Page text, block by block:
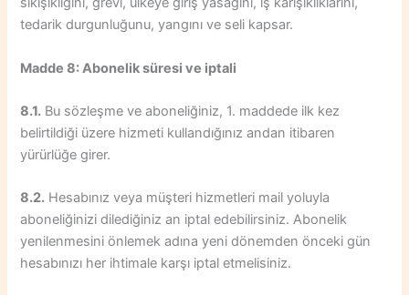
tedarik durgunluğunu, yangını ve seli kapsar.
Madde 8: Abonelik süresi ve iptali
8.1. Bu sözleşme ve aboneliğiniz, 1. maddede ilk kez
belirtildiği üzere hizmeti kullandığınız andan itibaren
yürürlüğe girer.
8.2. Hesabınız veya müşteri hizmetleri mail yoluyla
aboneliğinizi dilediğiniz an iptal edebilirsiniz. Abonelik
yenilenmesini önlemek adına yeni dönemden önceki gün
hesabınızı her ihtimale karşı iptal etmelisiniz.